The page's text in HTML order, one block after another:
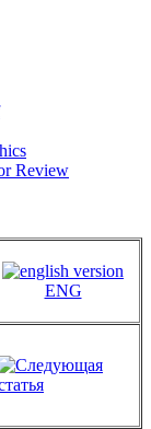
Review
ENG